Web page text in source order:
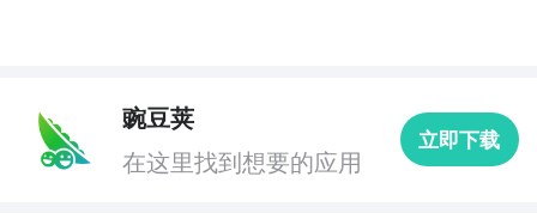
好进行个性化设置。
9. 《GO键盘》-
豌豆荚
在这里找到想要的应用
立即下载